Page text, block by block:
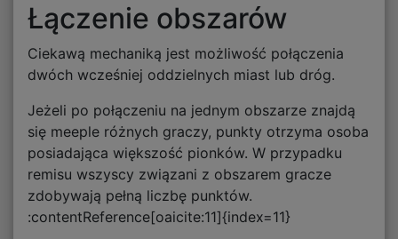
Łączenie obszarów
Ciekawą mechaniką jest możliwość połączenia
dwóch wcześniej oddzielnych miast lub dróg.
Jeżeli po połączeniu na jednym obszarze znajdą
się meeple różnych graczy, punkty otrzyma osoba
posiadająca większość pionków. W przypadku
remisu wszyscy związani z obszarem gracze
zdobywają pełną liczbę punktów.
:contentReference[oaicite:11]{index=11}